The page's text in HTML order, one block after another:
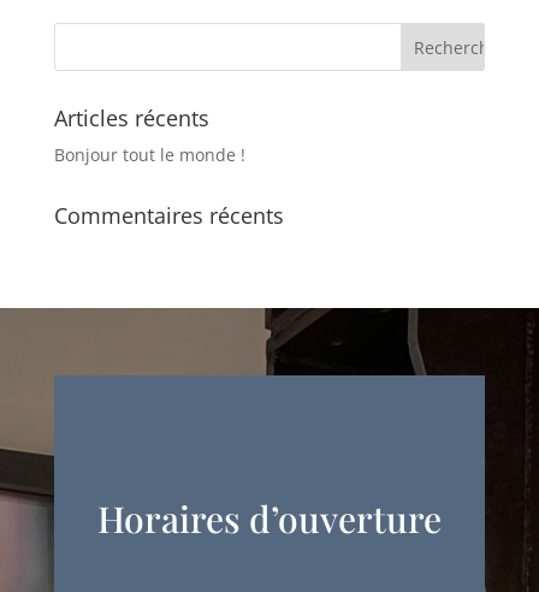
Articles récents
Bonjour tout le monde !
Commentaires récents
Horaires d’ouverture